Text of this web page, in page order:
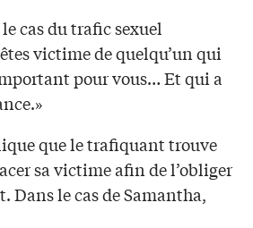
cas du trafic sexuel
victime de quelqu’un qui
pour vous… Et qui a
que le trafiquant trouve
sa victime afin de l’obliger
Dans le cas de Samantha,